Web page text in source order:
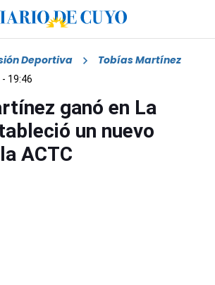
Deportiva Tobías Martínez
19:46
ganó en La
un nuevo
ACTC